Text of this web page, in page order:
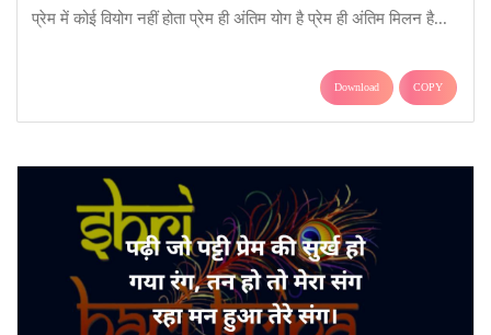
प्रेम में कोई वियोग नहीं होता प्रेम ही अंतिम योग है प्रेम ही अंतिम मिलन है...
Download COPY